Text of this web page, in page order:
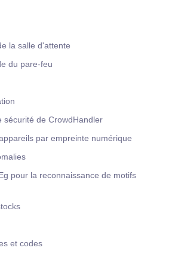
la salle d'attente
du pare-feu
sécurité de CrowdHandler
par empreinte numérique
pour la reconnaissance de motifs
et codes